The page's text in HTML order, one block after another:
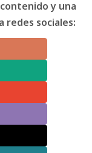
y una
redes sociales: